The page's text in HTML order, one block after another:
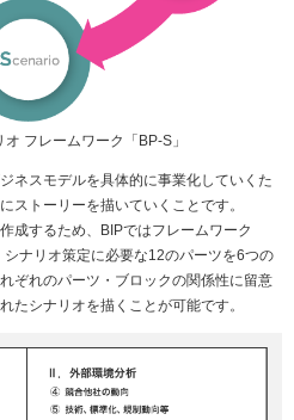
フレームワーク「BP-S」
ネスモデルを具体的に事業化していくた
ストーリーを描いていくことです。
成するため、BIPではフレームワーク
シナリオ策定に必要な12のパーツを6つの
ぞれのパーツ・ブロックの関係性に留意
たシナリオを描くことが可能です。